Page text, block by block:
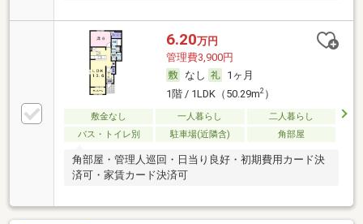
6.20万円
管理費3,900円
なし
1ヶ月
1階 / 1LDK（50.29m2）
敷金なし 一人暮らし
二人暮らし
バス・トイレ別
駐車場(近隣含) 角部屋
角部屋・管理人巡回・日当り良好・初期費用カード決
済可・家賃カード決済可